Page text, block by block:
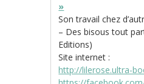
»
Son travail chez
– Des bisous tout
Editions)
Site internet :
http://lilerose.ultra-